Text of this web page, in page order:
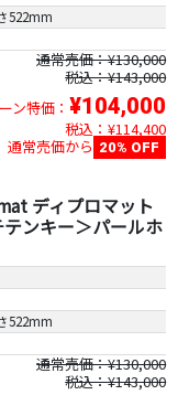
522mm
通常売価：¥130,000
税込：¥143,000
ン特価： ¥104,000
税込：¥114,400
通常売価から 20% OFF
ディプロマット
ンキー＞パールホ
522mm
通常売価：¥130,000
税込：¥143,000